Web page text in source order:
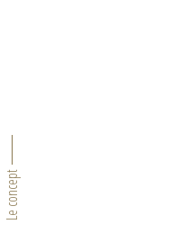
Le concept